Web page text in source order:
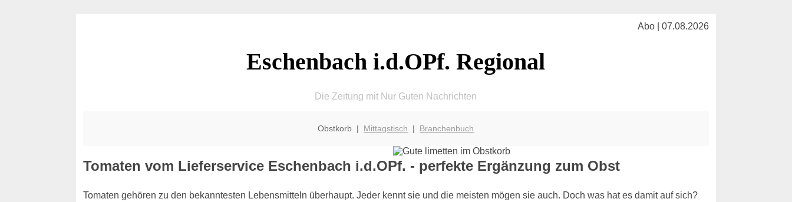
Abo | 07.08.2026
Eschenbach i.d.OPf. Regional
Die Zeitung mit Nur Guten Nachrichten
Obstkorb | Mittagstisch | Branchenbuch
Tomaten vom Lieferservice Eschenbach i.d.OPf. - perfekte Ergänzung zum Obst
Tomaten gehören zu den bekanntesten Lebensmitteln überhaupt. Jeder kennt sie und die meisten mögen sie auch. Doch was hat es damit auf sich?